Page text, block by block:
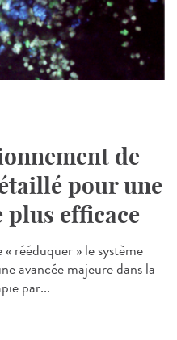
de
pour une
efficace
rééduquer » le système
avancée majeure dans la
par...